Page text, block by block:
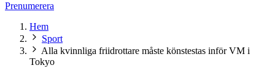
Prenumerera
Hem
Sport
Alla kvinnliga friidrottare måste könstestas inför VM i
Tokyo